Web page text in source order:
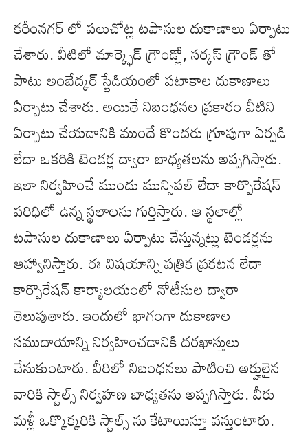
కరీంనగర్ లో పలుచోట్ల టపాసుల దుకాణాలు ఏర్పాటు
చేశారు. వీటిలో మార్క్ఫెడ్ గ్రౌండ్లో, సర్కస్ గ్రౌండ్ తో
పాటు అంబేద్కర్ స్టేడియంలో పటాకాల దుకాణాలు
ఏర్పాటు చేశారు. అయితే నిబంధనల ప్రకారం వీటిని
ఏర్పాటు చేయడానికి ముందే కొందరు గ్రూపుగా ఏర్పడి
లేదా ఒకరికి టెండర్ల ద్వారా బాధ్యతలను అప్పగిస్తారు.
ఇలా నిర్వహించే ముందు మున్సిపల్ లేదా కార్పొరేషన్
పరిధిలో ఉన్న స్థలాలను గుర్తిస్తారు. ఆ స్థలాల్లో
టపాసుల దుకాణాలు ఏర్పాటు చేస్తున్నట్లు టెండర్లను
ఆహ్వానిస్తారు. ఈ విషయాన్ని పత్రిక ప్రకటన లేదా
కార్పొరేషన్ కార్యాలయంలో నోటీసుల ద్వారా
తెలుపుతారు. ఇందులో భాగంగా దుకాణాల
సముదాయాన్ని నిర్వహించడానికి దరఖాస్తులు
చేసుకుంటారు. వీరిలో నిబంధనలు పాటించి అర్హులైన
వారికి స్టాల్స్ నిర్వహణ బాధ్యతను అప్పగిస్తారు. వీరు
మళ్లీ ఒక్కొక్కరికి స్టాల్స్ ను కేటాయిస్తూ వస్తుంటారు.